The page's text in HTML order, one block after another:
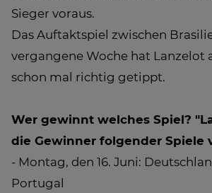
Sieger voraus.
Das Auftaktspiel zwischen
vergangene Woche hat Lanzelot
schon mal richtig getippt.
Wer gewinnt welches Spiel?
die Gewinner folgender Spiele
- Montag, den 16. Juni:
Portugal